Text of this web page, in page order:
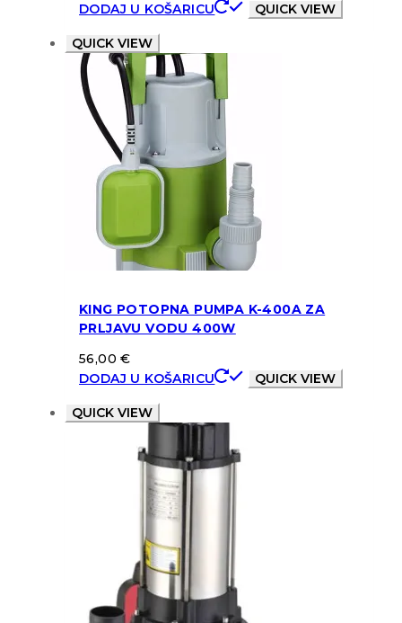
DODAJ U KOŠARICU
QUICK VIEW
QUICK VIEW
KING POTOPNA PUMPA K-400A ZA
PRLJAVU VODU 400W
56,00€
DODAJ U KOŠARICU
QUICK VIEW
QUICK VIEW